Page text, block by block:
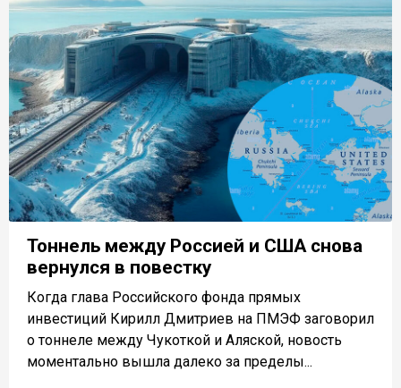
Тоннель между Россией и США снова
вернулся в повестку
Когда глава Российского фонда прямых
инвестиций Кирилл Дмитриев на ПМЭФ заговорил
о тоннеле между Чукоткой и Аляской, новость
моментально вышла далеко за пределы...